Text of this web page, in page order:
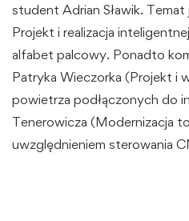
student Adrian Sławik. Temat
Projekt i realizacja
alfabet palcowy. Ponadto
Patryka Wieczorka (Projekt i
powietrza podłączonych do
Tenerowicza (Modernizacja
uwzględnieniem sterowania